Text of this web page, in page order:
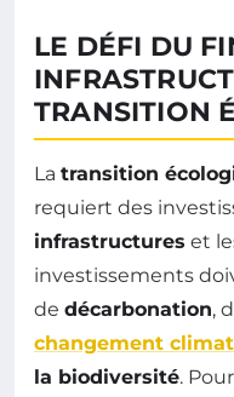
LE DÉFI DU
TRANSITION
La transition
requiert des
infrastructures et
investissements
de décarbonation,
changement
la biodiversité.